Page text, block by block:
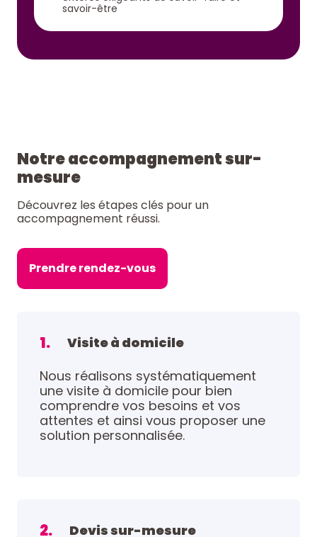
savoir-être
Notre accompagnement sur-
mesure
Découvrez les étapes clés pour un
accompagnement réussi.
Prendre rendez-vous
1.
Visite à domicile
Nous réalisons systématiquement
une visite à domicile pour bien
comprendre vos besoins et vos
attentes et ainsi vous proposer une
solution personnalisée.
2. Devis sur-mesure